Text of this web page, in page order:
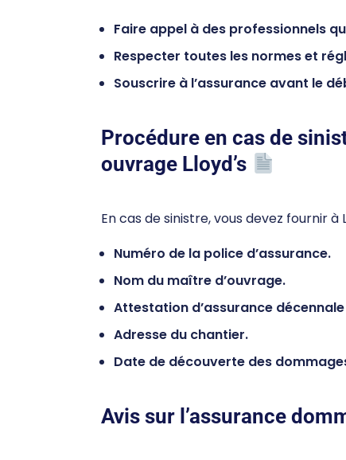
Faire appel à des professionnels
Respecter toutes les normes et
Souscrire à l’assurance avant le
Procédure en cas de
ouvrage Lloyd’s
En cas de sinistre, vous devez fournir à
Numéro de la police d’assurance.
Nom du maître d’ouvrage.
Attestation d’assurance
Adresse du chantier.
Date de découverte des
Avis sur l’assurance